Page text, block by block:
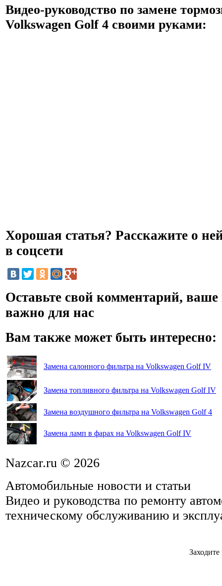
Видео-руководство по замене
Volkswagen Golf 4 своими руками:
Хорошая статья? Расскажите о
в соцсети
Оставьте свой комментарий, ваше
важно для нас
Вам также может быть интересно:
Замена салонного фильтра на Volkswagen Golf IV
Замена топливного фильтра на Volkswagen Golf IV
Замена воздушного фильтра на Volkswagen Golf 4
Замена ламп в фарах на Volkswagen Golf IV
Nazcar.ru © 2026
Автомобильные новости и статьи
Видео и руководства по ремонту
техническому обслуживанию и